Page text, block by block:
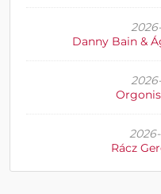
Danny Bain &
Rácz